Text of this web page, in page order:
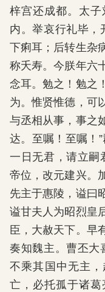
梓宫还成都。太子
内。举哀行礼毕，
下痢耳；后转生杂
称夭寿。今朕年六
念耳。勉之！勉之
为。惟贤惟德，可
与丞相从事，事之
达。至嘱！至嘱！
一日无君，请立嗣
帝位，改元建兴。
先主于惠陵，谥曰
谥甘夫人为昭烈皇
臣，大赦天下。早
奏知魏主。曹丕大
不乘其国中无主，
亡，必托孤于诸